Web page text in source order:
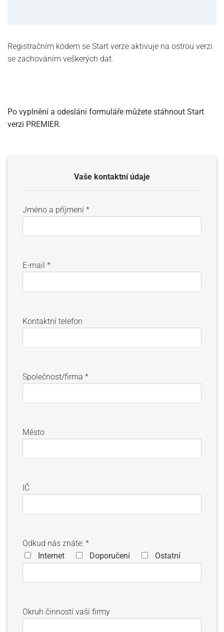
Registračním kódem se Start verze aktivuje na ostrou verzi
se zachováním veškerých dat.
Po vyplnění a odeslání formuláře můžete stáhnout Start
verzi PREMIER.
Vaše kontaktní údaje
Jméno a příjmení *
E-mail *
Kontaktní telefon
Společnost/firma *
Město
IČ
Odkud nás znáte: *
Internet
Doporučení Ostatní
Okruh činností vaší firmy